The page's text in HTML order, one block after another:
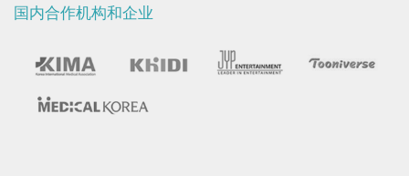
国内合作机构和企业